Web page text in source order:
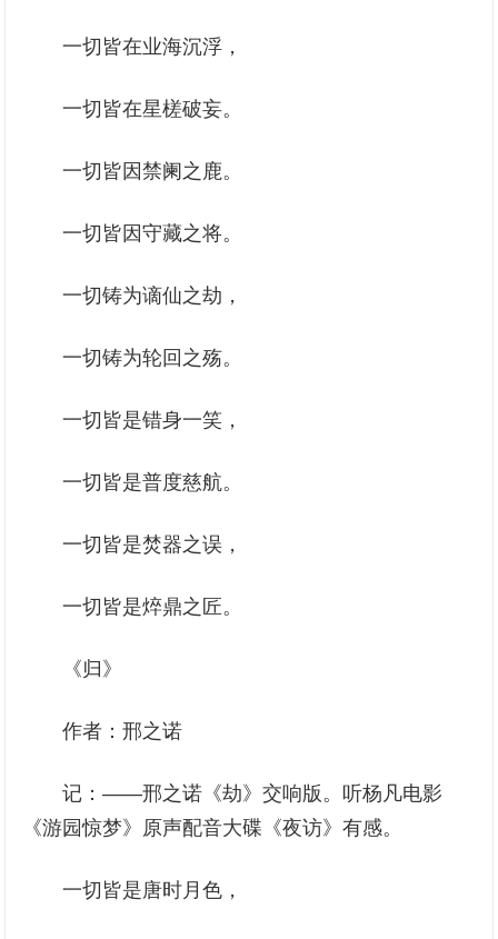
一切皆在业海沉浮，
一切皆在星槎破妄。
一切皆因禁阑之鹿。
一切皆因守藏之将。
一切铸为谪仙之劫，
一切铸为轮回之殇。
一切皆是错身一笑，
一切皆是普度慈航。
一切皆是焚器之误，
一切皆是焠鼎之匠。
《归》
作者：邢之诺
记：——邢之诺《劫》交响版。听杨凡电影
《游园惊梦》原声配音大碟《夜访》有感。
一切皆是唐时月色，